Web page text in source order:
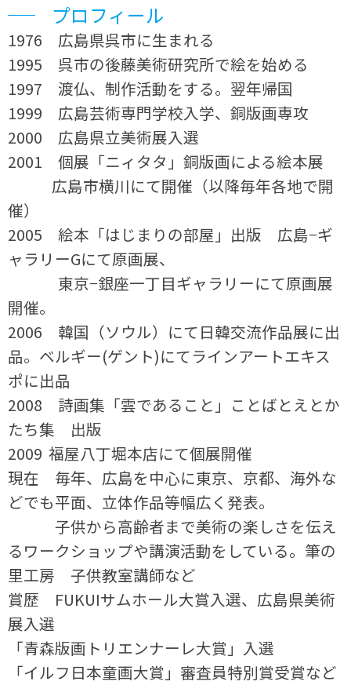
プロフィール
1976 広島県呉市に生まれる
1995 呉市の後藤美術研究所で絵を始める
1997 渡仏、制作活動をする。翌年帰国
1999 広島芸術専門学校入学、銅版画専攻
2000 広島県立美術展入選
2001 個展「ニィタタ」銅版画による絵本展
広島市横川にて開催（以降毎年各地で開
催）
2005 絵本「はじまりの部屋」出版 広島−ギ
ャラリーGにて原画展、
東京−銀座一丁目ギャラリーにて原画展
開催。
2006 韓国（ソウル）にて日韓交流作品展に出
品。ベルギー(ゲント)にてラインアートエキス
ポに出品
2008 詩画集「雲であること」ことばとえとか
たち集 出版
2009 福屋八丁堀本店にて個展開催
現在 毎年、広島を中心に東京、京都、海外な
どでも平面、立体作品等幅広く発表。
子供から高齢者まで美術の楽しさを伝え
るワークショップや講演活動をしている。筆の
里工房 子供教室講師など
賞歴 FUKUIサムホール大賞入選、広島県美術
展入選
「青森版画トリエンナーレ大賞」入選
「イルフ日本童画大賞」審査員特別賞受賞など